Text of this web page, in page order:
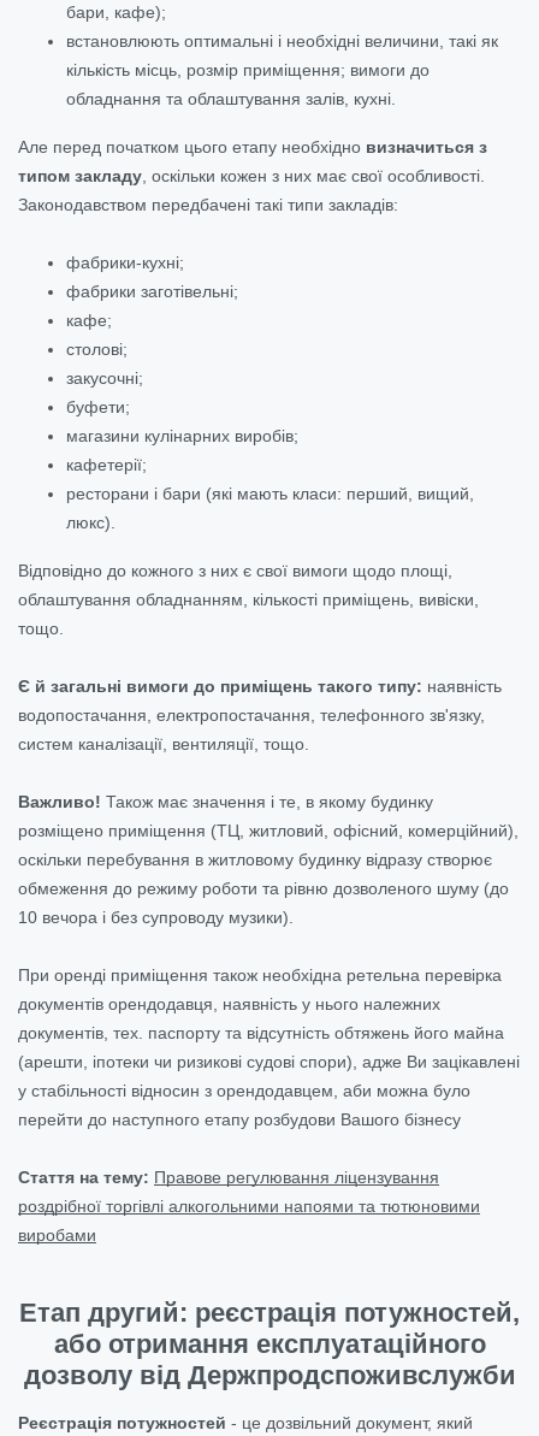
бари, кафе);
встановлюють оптимальні і необхідні величини, такі як
кількість місць, розмір приміщення; вимоги до
обладнання та облаштування залів, кухні.
Але перед початком цього етапу необхідно визначиться з
типом закладу , оскільки кожен з них має свої особливості.
Законодавством передбачені такі типи закладів:
фабрики-кухні;
фабрики заготівельні;
кафе;
столові;
закусочні;
буфети;
магазини кулінарних виробів;
кафетерії;
ресторани і бари (які мають класи: перший, вищий,
люкс).
Відповідно до кожного з них є свої вимоги щодо площі,
облаштування обладнанням, кількості приміщень, вивіски,
тощо.
Є й загальні вимоги до приміщень такого типу: наявність
водопостачання, електропостачання, телефонного зв'язку,
систем каналізації, вентиляції, тощо.
Важливо! Також має значення і те, в якому будинку
розміщено приміщення (ТЦ, житловий, офісний, комерційний),
оскільки перебування в житловому будинку відразу створює
обмеження до режиму роботи та рівню дозволеного шуму (до
10 вечора і без супроводу музики).
При оренді приміщення також необхідна ретельна перевірка
документів орендодавця, наявність у нього належних
документів, тех. паспорту та відсутність обтяжень його майна
(арешти, іпотеки чи ризикові судові спори), адже Ви зацікавлені
у стабільності відносин з орендодавцем, аби можна було
перейти до наступного етапу розбудови Вашого бізнесу
Стаття на тему: Правове регулювання ліцензування
роздрібної торгівлі алкогольними напоями та тютюновими
виробами
Етап другий: реєстрація потужностей,
або отримання експлуатаційного
дозволу від Держпродспоживслужби
Реєстрація потужностей - це дозвільний документ, який